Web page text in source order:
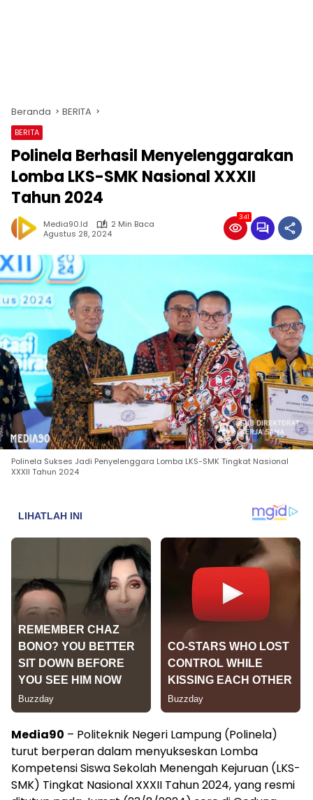
Beranda BERITA
BERITA
Polinela Berhasil Menyelenggarakan
Lomba LKS-SMK Nasional XXXII
Tahun 2024
Media90.id
2 Min Baca
Agustus 28, 2024
341
Polinela Sukses Jadi Penyelenggara Lomba LKS-SMK Tingkat Nasional
XXXII Tahun 2024
Media90 – Politeknik Negeri Lampung (Polinela)
turut berperan dalam menyukseskan Lomba
Kompetensi Siswa Sekolah Menengah Kejuruan (LKS-
SMK) Tingkat Nasional XXXII Tahun 2024, yang resmi